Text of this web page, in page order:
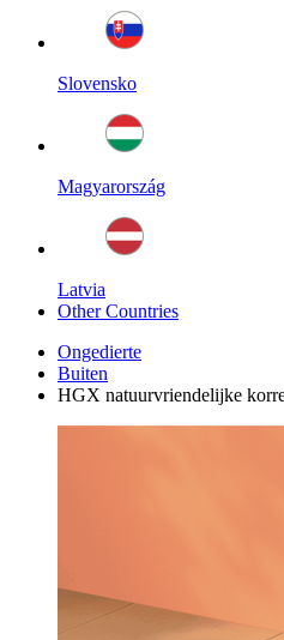
Slovensko
Magyarország
Latvia
Other Countries
Ongedierte
Buiten
HGX natuurvriendelijke